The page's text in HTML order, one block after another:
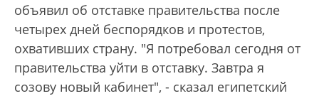
объявил об отставке правительства после
четырех дней беспорядков и протестов,
охвативших страну. "Я потребовал сегодня от
правительства уйти в отставку. Завтра я
созову новый кабинет", - сказал египетский